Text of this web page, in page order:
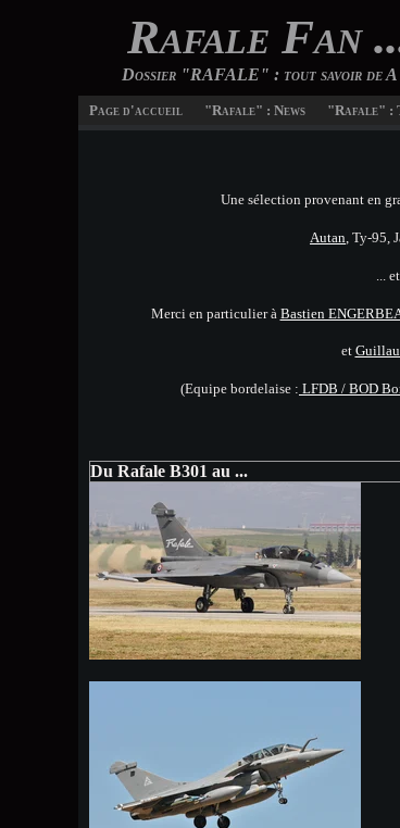
Rafale Fan
Dossier "RAFALE" : tout savoir de A
Page d'accueil "Rafale" : News "Rafale" :
Une sélection provenant en
Autan , Ty-95,
...
Merci en particulier à Bastien
et
(Equipe bordelaise : LFDB / BOD
Du Rafale B301 au ...